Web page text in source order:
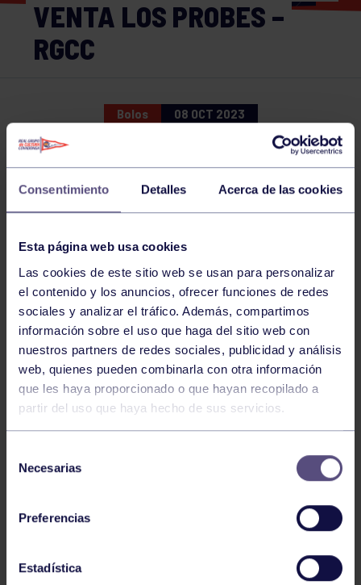
Consentimiento Detalles Acerca de las cookies
Esta página web usa cookies
Las cookies de este sitio web se usan para personalizar
el contenido y los anuncios, ofrecer funciones de redes
sociales y analizar el tráfico. Además, compartimos
información sobre el uso que haga del sitio web con
nuestros partners de redes sociales, publicidad y análisis
web, quienes pueden combinarla con otra información
que les haya proporcionado o que hayan recopilado a
partir del uso que haya hecho de sus servicios.
Necesarias
Preferencias
Estadística
VENTA LOS PROBES –
RGCC
Bolos 08 OCT 2023
NOTICIAS RELACIONADAS
Bolos 03 Ago 2026
GIANIRA REVALIDA TÍTULO Y DAVID